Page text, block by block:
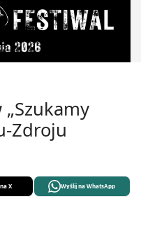
Zdroju
X Wyślij na WhatsApp